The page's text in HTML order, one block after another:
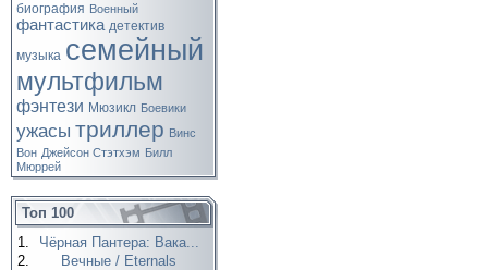
биография Военный
фантастика детектив
музыка семейный
мультфильм
фэнтези Мюзикл Боевики
ужасы триллер Винс
Вон Джейсон Стэтхэм Билл
Мюррей
Топ 100
1.
Чёрная Пантера: Вака...
2.
Вечные / Eternals